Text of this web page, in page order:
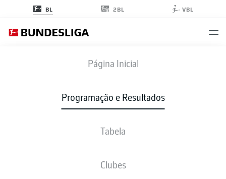
BL 2BL VBL
Página Inicial
Programação e Resultados
Tabela
Clubes
SVW FCU
ESCALAÇÕES